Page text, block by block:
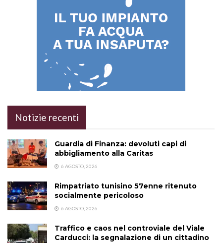
Notizie recenti
Guardia di Finanza: devoluti capi di
abbigliamento alla Caritas
6 AGOSTO, 2026
Rimpatriato tunisino 57enne ritenuto
socialmente pericoloso
6 AGOSTO, 2026
Traffico e caos nel controviale del Viale
Carducci: la segnalazione di un cittadino